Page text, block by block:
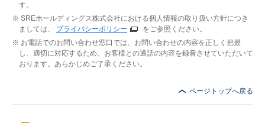
す。
SREホールディングス株式会社における個人情報の取り扱い方針につき
ましては、 プライバシーポリシー
をご参照ください。
お電話でのお問い合わせ窓口では、お問い合わせの内容を正しく把握
し、適切に対応するため、お客様との通話の内容を録音させていただいて
おります。あらかじめご了承ください。
ページトップへ戻る